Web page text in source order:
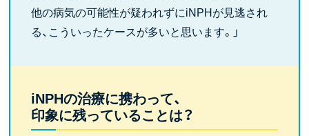
他の病気の可能性が疑われずにiNPHが見逃され
る、こういったケースが多いと思います。」
iNPHの治療に携わって、
印象に残っていることは？